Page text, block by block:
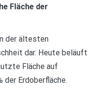
Fläche der
der ältesten
dar. Heute beläuft
Fläche auf
der Erdoberfläche.